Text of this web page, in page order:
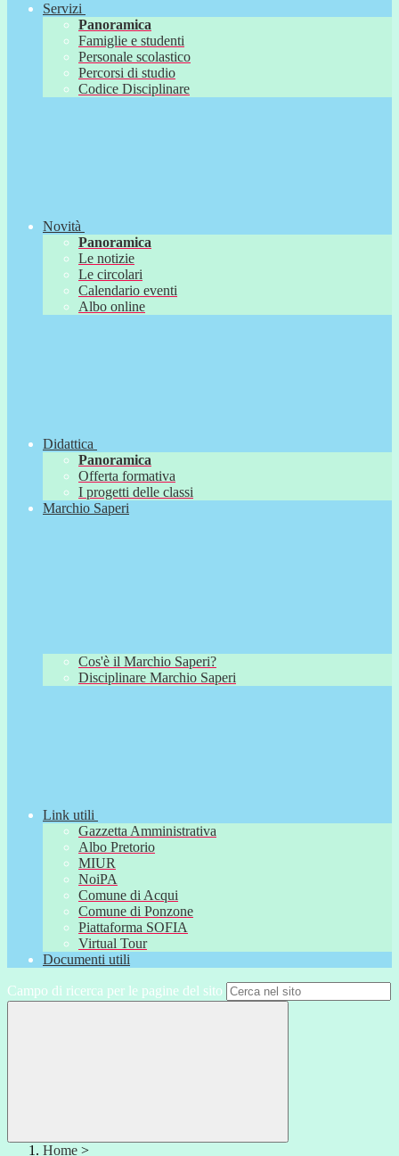
Servizi
Panoramica
Famiglie e studenti
Personale scolastico
Percorsi di studio
Codice Disciplinare
Novità
Panoramica
Le notizie
Le circolari
Calendario eventi
Albo online
Didattica
Panoramica
Offerta formativa
I progetti delle classi
Marchio Saperi
Cos'è il Marchio Saperi?
Disciplinare Marchio Saperi
Link utili
Gazzetta Amministrativa
Albo Pretorio
MIUR
NoiPA
Comune di Acqui
Comune di Ponzone
Piattaforma SOFIA
Virtual Tour
Documenti utili
Campo di ricerca per le pagine del sito
Home >